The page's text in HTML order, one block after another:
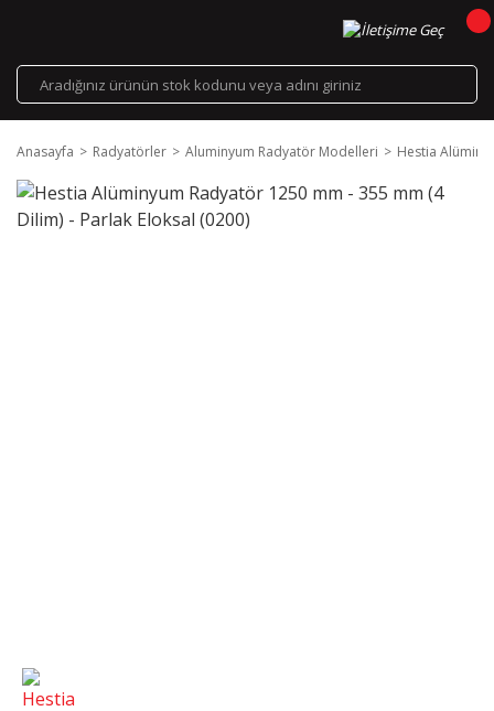
Anasayfa Radyatörler Aluminyum Radyatör Modelleri Hestia